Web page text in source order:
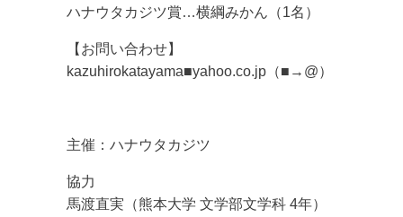
ハナウタカジツ賞…横綱みかん（1名）
【お問い合わせ】
kazuhirokatayama■yahoo.co.jp（■→@）
主催：ハナウタカジツ
協力
馬渡直実（熊本大学 文学部文学科 4年）